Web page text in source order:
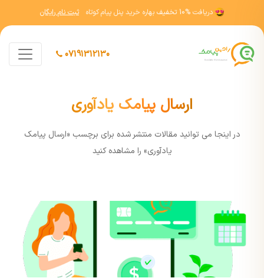
دریافت 10% تخفیف بهاره خرید پنل پیام کوتاه ثبت نام رایگان
07191312130
ارسال پیامک یادآوری
در اينجا مي توانيد مقالات منتشر شده برای برچسب «ارسال پیامک
یادآوری» را مشاهده کنيد